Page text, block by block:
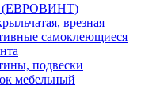
(ЕВРОВИНТ)
врезная
самоклеющиеся
подвески
мебельный